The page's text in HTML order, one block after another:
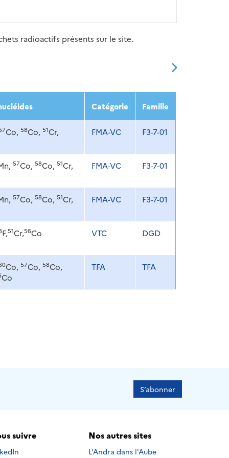
radioactifs présents sur le site.
2021 2022 2023
Catégorie Famille
Co, 58Co, 51Cr, FMA-VC F3-7-01
57Co, 58Co, 51Cr, FMA-VC F3-7-01
57Co, 58Co, 51Cr, FMA-VC F3-7-01
F,51Cr,56Co VTC DGD
Co, 57Co, 58Co,
Co
TFA TFA
S’abonner
suivre
suivre sur
Nos autres sites
L'Andra dans l'Aube